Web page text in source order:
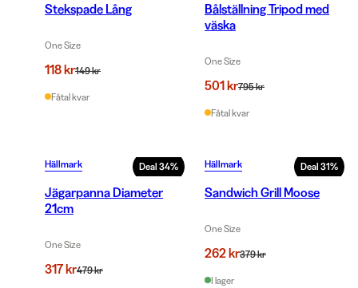
Stekspade Lång
One Size
118 kr149 kr
Fåtal kvar
Bålställning Tripod med
väska
One Size
501 kr795 kr
Fåtal kvar
Deal 34%
Hällmark
Jägarpanna Diameter
21cm
One Size
317 kr479 kr
Deal 31%
Hällmark
Sandwich Grill Moose
One Size
262 kr379 kr
I lager